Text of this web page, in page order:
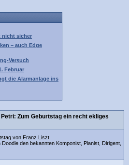
nicht sicher
– auch Edge
Versuch
Februar
die Alarmanlage ins
Zum Geburtstag ein recht ekliges
von Franz Liszt
den bekannten Komponist, Pianist, Dirigent,